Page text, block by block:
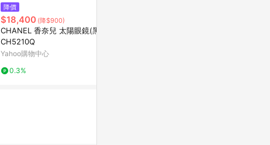
降價
$18,400 (降$900)
CHANEL 香奈兒 太陽眼鏡(黑色)
CH5210Q
Yahoo購物中心
0.3%